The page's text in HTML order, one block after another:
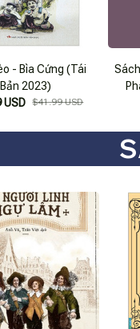
- Bìa Cứng (Tái
Bản 2023)
USD
$41.99 USD